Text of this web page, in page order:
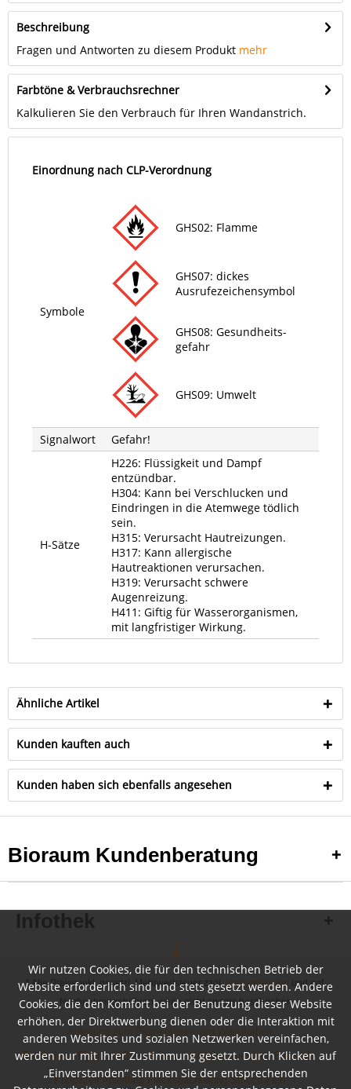
Beschreibung
Fragen und Antworten zu diesem Produkt mehr
Farbtöne & Verbrauchsrechner
Kalkulieren Sie den Verbrauch für Ihren Wandanstrich.
Einordnung nach CLP-Verordnung
Symbole
GHS02: Flamme
GHS07: dickes
Ausrufezeichensymbol
GHS08: Gesund­heits­
gefahr
GHS09: Umwelt
Signalwort Gefahr!
H-Sätze
H226: Flüssigkeit und Dampf
entzündbar.
H304: Kann bei Verschlucken und
Eindringen in die Atemwege tödlich
sein.
H315: Verursacht Hautreizungen.
H317: Kann allergische
Hautreaktionen verursachen.
H319: Verursacht schwere
Augenreizung.
H411: Giftig für Wasserorganismen,
mit langfristiger Wirkung.
Ähnliche Artikel
Kunden kauften auch
Kunden haben sich ebenfalls angesehen
Bioraum Kundenberatung
Infothek
* Alle Preise inkl. gesetzl. Mehrwertsteuer zzgl.Versandkosten
und ggf.
Nachnahmegebühren, wenn nicht anders beschrieben
Anleitung zum Pigmentieren von Wandfarben
Farbkarten, Flyer und Broschüren Inspirationen und Beispiele
Kreidezeit Anleitung Fleckspachtelung Stucco Fein
Wir nutzen Cookies, die für den technischen Betrieb der
Website erforderlich sind und stets gesetzt werden. Andere
Cookies, die den Komfort bei der Benutzung dieser Website
erhöhen, der Direktwerbung dienen oder die Interaktion mit
anderen Websites und sozialen Netzwerken vereinfachen,
werden nur mit Ihrer Zustimmung gesetzt. Durch Klicken auf
„Einverstanden“ stimmen Sie der entsprechenden